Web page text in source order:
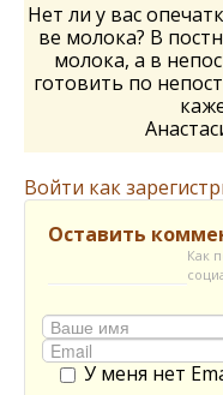
Нет ли у вас
ве молока? В
молока, а в
готовить по
Войти как
Оставить
Как
У меня нет